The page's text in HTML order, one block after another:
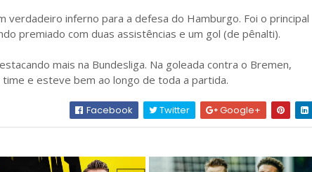
verdadeiro inferno para a defesa do Hamburgo. Foi o principal
premiado com duas assistências e um gol (de pênalti).
mais na Bundesliga. Na goleada contra o Bremen,
e esteve bem ao longo de toda a partida.
Facebook Twitter Google+